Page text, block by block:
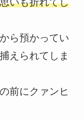
ら預かってい
えられてしま
前にクァンヒ